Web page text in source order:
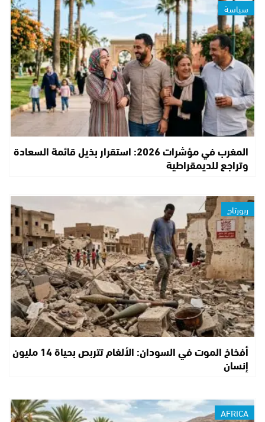
سياسة
المغرب في مؤشرات 2026: استقرار بذيل قائمة السعادة
وتراجع للديمقراطية
ربورتاج
أفخاخ الموت في السودان: الألغام تتربص بحياة 14 مليون
إنسان
AFRICA